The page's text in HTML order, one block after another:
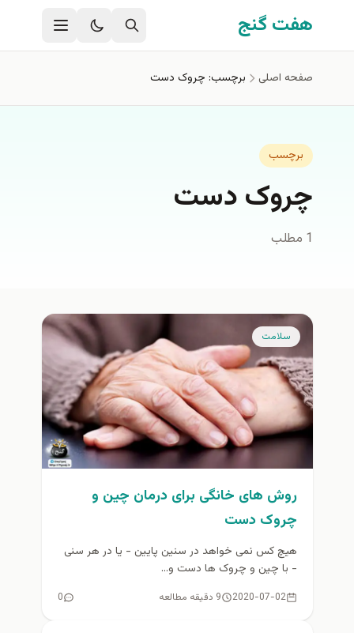
رفتن به محتوای اصلی
هفت گنج
صفحه اصلی برچسب: چروک دست
برچسب
چروک دست
1 مطلب
سلامت
روش های خانگی برای درمان چین و
چروک دست
هیچ کس نمی خواهد در سنین پایین - یا در هر سنی
- با چین و چروک ها دست و...
2020-07-02 9 دقیقه مطالعه 0